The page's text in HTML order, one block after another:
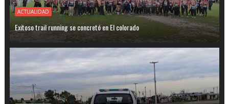
ACTUALIDAD
Exitoso trail running se concretó en El colorado